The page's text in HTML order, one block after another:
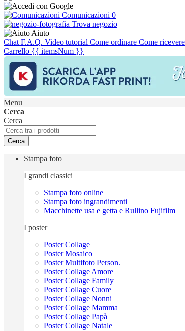
Comunicazioni 0
Trova negozio
Aiuto
Chat F.A.Q. Video tutorial Come ordinare Come ricevere
Carrello {{ itemsNum }}
Menu
Cerca
Cerca
Cerca
Stampa foto
I grandi classici
Stampa foto online
Stampa foto ingrandimenti
Macchinette usa e getta e Rullino Fujifilm
I poster
Poster Collage
Poster Mosaico
Poster Multifoto Person.
Poster Collage Amore
Poster Collage Family
Poster Collage Cuore
Poster Collage Nonni
Poster Collage Mamma
Poster Collage Papà
Poster Collage Natale